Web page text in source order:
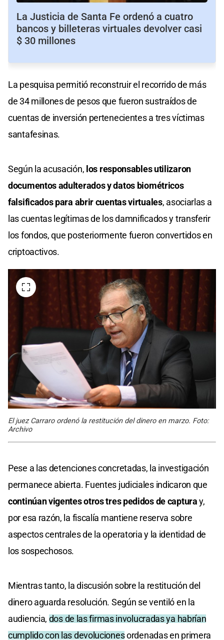
La Justicia de Santa Fe ordenó a cuatro
bancos y billeteras virtuales devolver casi
$ 30 millones
La pesquisa permitió reconstruir el recorrido de más
de 34 millones de pesos que fueron sustraídos de
cuentas de inversión pertenecientes a tres víctimas
santafesinas.
Según la acusación, los responsables utilizaron
documentos adulterados y datos biométricos
falsificados para abrir cuentas virtuales, asociarlas a
las cuentas legítimas de los damnificados y transferir
los fondos, que posteriormente fueron convertidos en
criptoactivos.
El juez Carraro ordenó la restitución del dinero en marzo. Foto:
Archivo
Pese a las detenciones concretadas, la investigación
permanece abierta. Fuentes judiciales indicaron que
continúan vigentes otros tres pedidos de capturay,
por esa razón, la fiscalía mantiene reserva sobre
aspectos centrales de la operatoria y la identidad de
los sospechosos.
Mientras tanto, la discusión sobre la restitución del
dinero aguarda resolución. Según se ventiló en la
audiencia, dos de las firmas involucradas ya habrían
cumplido con las devolucionesordenadas en primera